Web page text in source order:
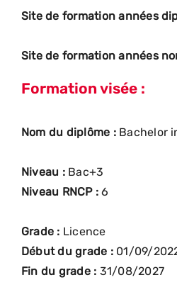
Site de formation années
Site de formation années
Formation visée :
Nom du diplôme : Bachelor
Niveau : Bac+3
Niveau RNCP :6
Grade : Licence
Début du grade : 01/09/
Fin du grade : 31/08/2027